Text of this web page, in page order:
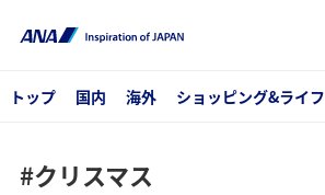
トップ 国内 海外 ショッピング&ライフ
#クリスマス